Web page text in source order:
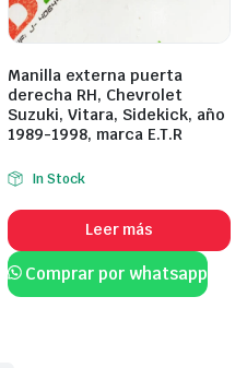
Manilla externa puerta
derecha RH, Chevrolet
Suzuki, Vitara, Sidekick, año
1989-1998, marca E.T.R
In Stock
Leer más
Comprar por whatsapp